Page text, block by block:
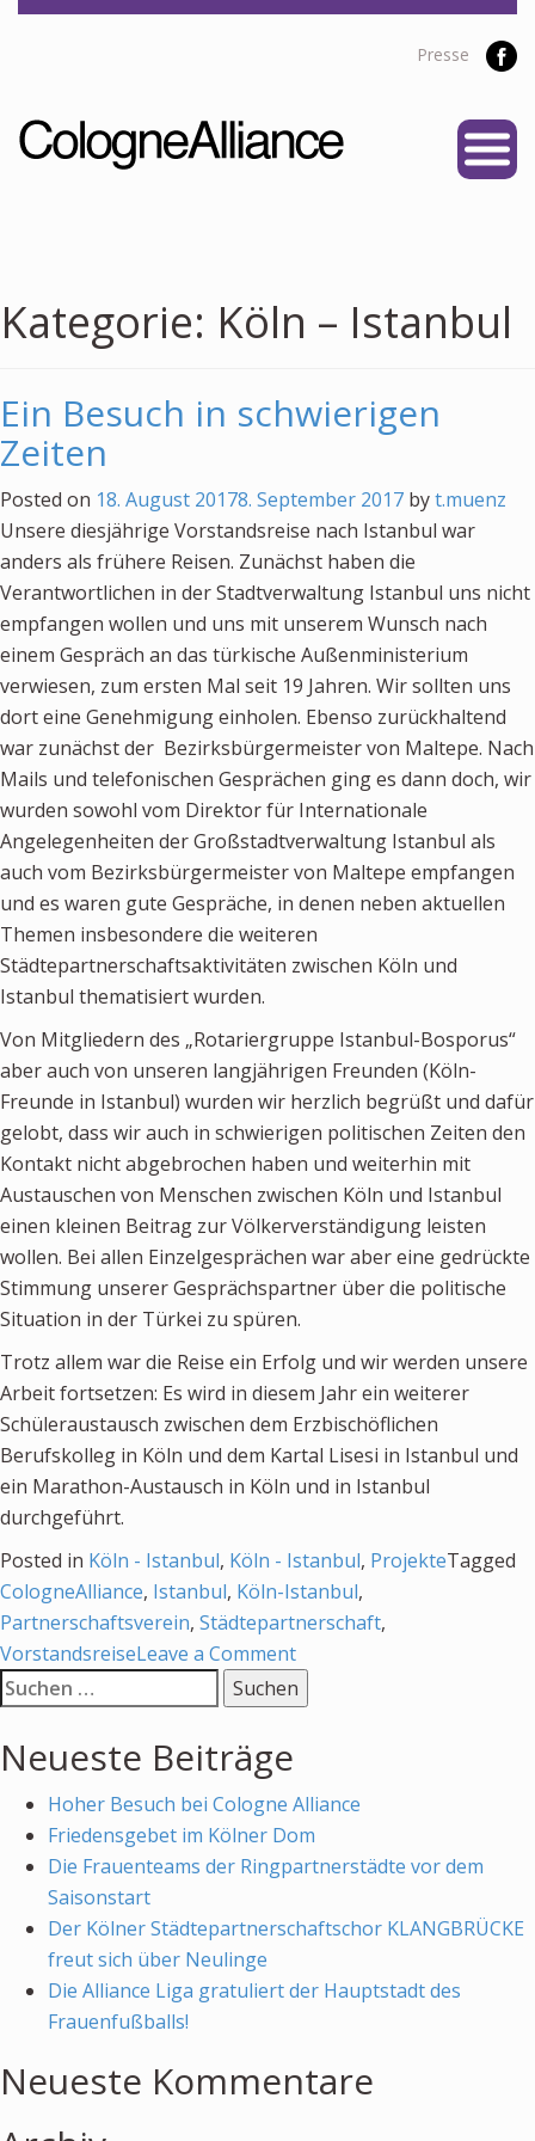
Presse
Kategorie: Köln – Istanbul
Ein Besuch in schwierigen
Zeiten
Posted on 18. August 20178. September 2017 byt.muenz
Unsere diesjährige Vorstandsreise nach Istanbul war
anders als frühere Reisen. Zunächst haben die
Verantwortlichen in der Stadtverwaltung Istanbul uns nicht
empfangen wollen und uns mit unserem Wunsch nach
einem Gespräch an das türkische Außenministerium
verwiesen, zum ersten Mal seit 19 Jahren. Wir sollten uns
dort eine Genehmigung einholen. Ebenso zurückhaltend
war zunächst der Bezirksbürgermeister von Maltepe. Nach
Mails und telefonischen Gesprächen ging es dann doch, wir
wurden sowohl vom Direktor für Internationale
Angelegenheiten der Großstadtverwaltung Istanbul als
auch vom Bezirksbürgermeister von Maltepe empfangen
und es waren gute Gespräche, in denen neben aktuellen
Themen insbesondere die weiteren
Städtepartnerschaftsaktivitäten zwischen Köln und
Istanbul thematisiert wurden.
Von Mitgliedern des „Rotariergruppe Istanbul-Bosporus“
aber auch von unseren langjährigen Freunden (Köln-
Freunde in Istanbul) wurden wir herzlich begrüßt und dafür
gelobt, dass wir auch in schwierigen politischen Zeiten den
Kontakt nicht abgebrochen haben und weiterhin mit
Austauschen von Menschen zwischen Köln und Istanbul
einen kleinen Beitrag zur Völkerverständigung leisten
wollen. Bei allen Einzelgesprächen war aber eine gedrückte
Stimmung unserer Gesprächspartner über die politische
Situation in der Türkei zu spüren.
Trotz allem war die Reise ein Erfolg und wir werden unsere
Arbeit fortsetzen: Es wird in diesem Jahr ein weiterer
Schüleraustausch zwischen dem Erzbischöflichen
Berufskolleg in Köln und dem Kartal Lisesi in Istanbul und
ein Marathon-Austausch in Köln und in Istanbul
durchgeführt.
Posted in Köln - Istanbul, Köln - Istanbul, ProjekteTagged
CologneAlliance, Istanbul, Köln-Istanbul,
Partnerschaftsverein, Städtepartnerschaft,
VorstandsreiseLeave a Commenton
Ein
Besuch
Zeiten
Suchen
nach:
Neueste Beiträge
Hoher Besuch bei Cologne Alliance
Friedensgebet im Kölner Dom
Die Frauenteams der Ringpartnerstädte vor dem
Saisonstart
Der Kölner Städtepartnerschaftschor KLANGBRÜCKE
freut sich über Neulinge
Die Alliance Liga gratuliert der Hauptstadt des
Frauenfußballs!
Neueste Kommentare
START
Satzung
PROJEKTE
NEWS
Newsletter
KALENDER
KONTAKT